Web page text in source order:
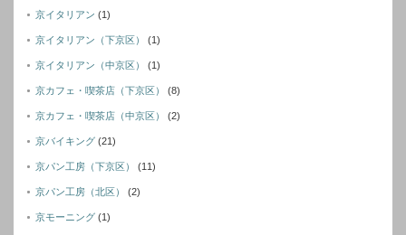
京イタリアン (1)
京イタリアン（下京区） (1)
京イタリアン（中京区） (1)
京カフェ・喫茶店（下京区） (8)
京カフェ・喫茶店（中京区） (2)
京バイキング (21)
京パン工房（下京区） (11)
京パン工房（北区） (2)
京モーニング (1)